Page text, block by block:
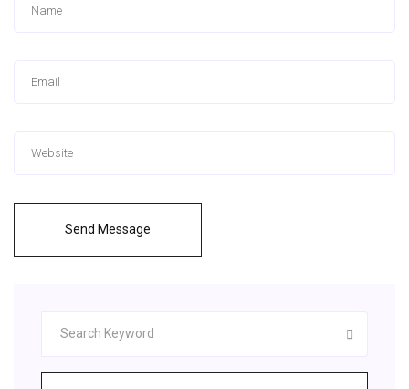
Send Message